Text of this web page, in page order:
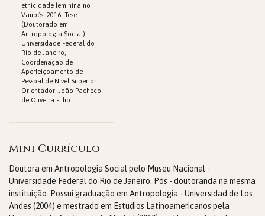
etnicidade feminina no
Vaupés. 2016. Tese
(Doutorado em
Antropologia Social) -
Universidade Federal do
Rio de Janeiro,
Coordenação de
Aperfeiçoamento de
Pessoal de Nível Superior.
Orientador: João Pacheco
de Oliveira Filho.
Mini Currículo
Doutora em Antropologia Social pelo Museu Nacional -
Universidade Federal do Rio de Janeiro. Pós - doutoranda na mesma
instituição. Possui graduação em Antropologia - Universidad de Los
Andes (2004) e mestrado em Estudios Latinoamericanos pela